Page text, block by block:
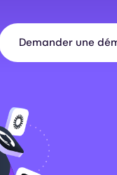
Demander une